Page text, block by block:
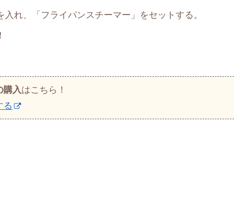
れ、「フライパンスチーマー」をセットする。
購入はこちら！
る